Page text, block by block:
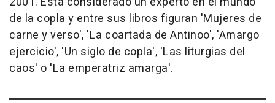
de la copla y entre sus libros figuran 'Mujeres de
carne y verso', 'La coartada de Antinoo', 'Amargo
ejercicio', 'Un siglo de copla', 'Las liturgias del
caos' o 'La emperatriz amarga'.